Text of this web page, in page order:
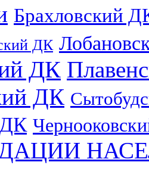
Брахловский
ДК
ДК
ДК